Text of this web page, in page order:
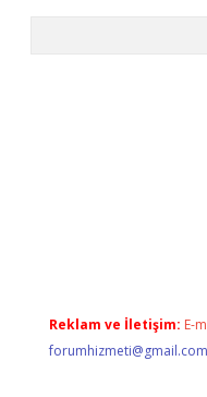
Reklam ve İletişim: E-
forumhizmeti@gmail.com